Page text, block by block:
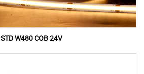
STD W480 COB 24V